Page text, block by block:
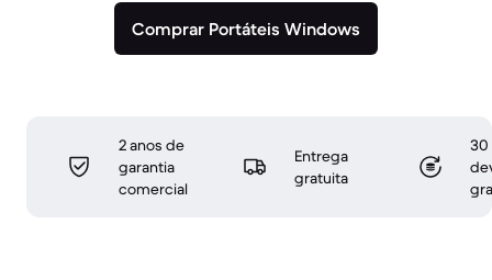
Comprar Portáteis Windows
2 anos de
garantia
comercial
Entrega
gratuita
30